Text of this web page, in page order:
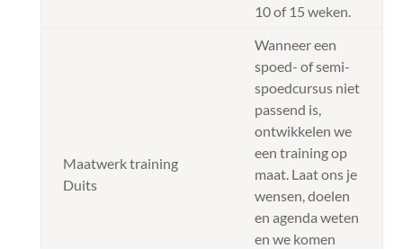
10 of 15 weken.
Maatwerk training
Duits
Wanneer een
spoed- of semi-
spoedcursus niet
passend is,
ontwikkelen we
een training op
maat. Laat ons je
wensen, doelen
en agenda weten
en we komen